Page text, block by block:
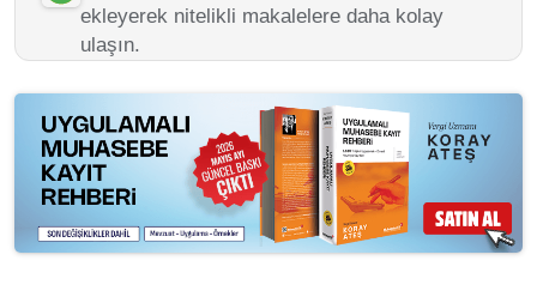
ekleyerek nitelikli makalelere daha kolay
ulaşın.